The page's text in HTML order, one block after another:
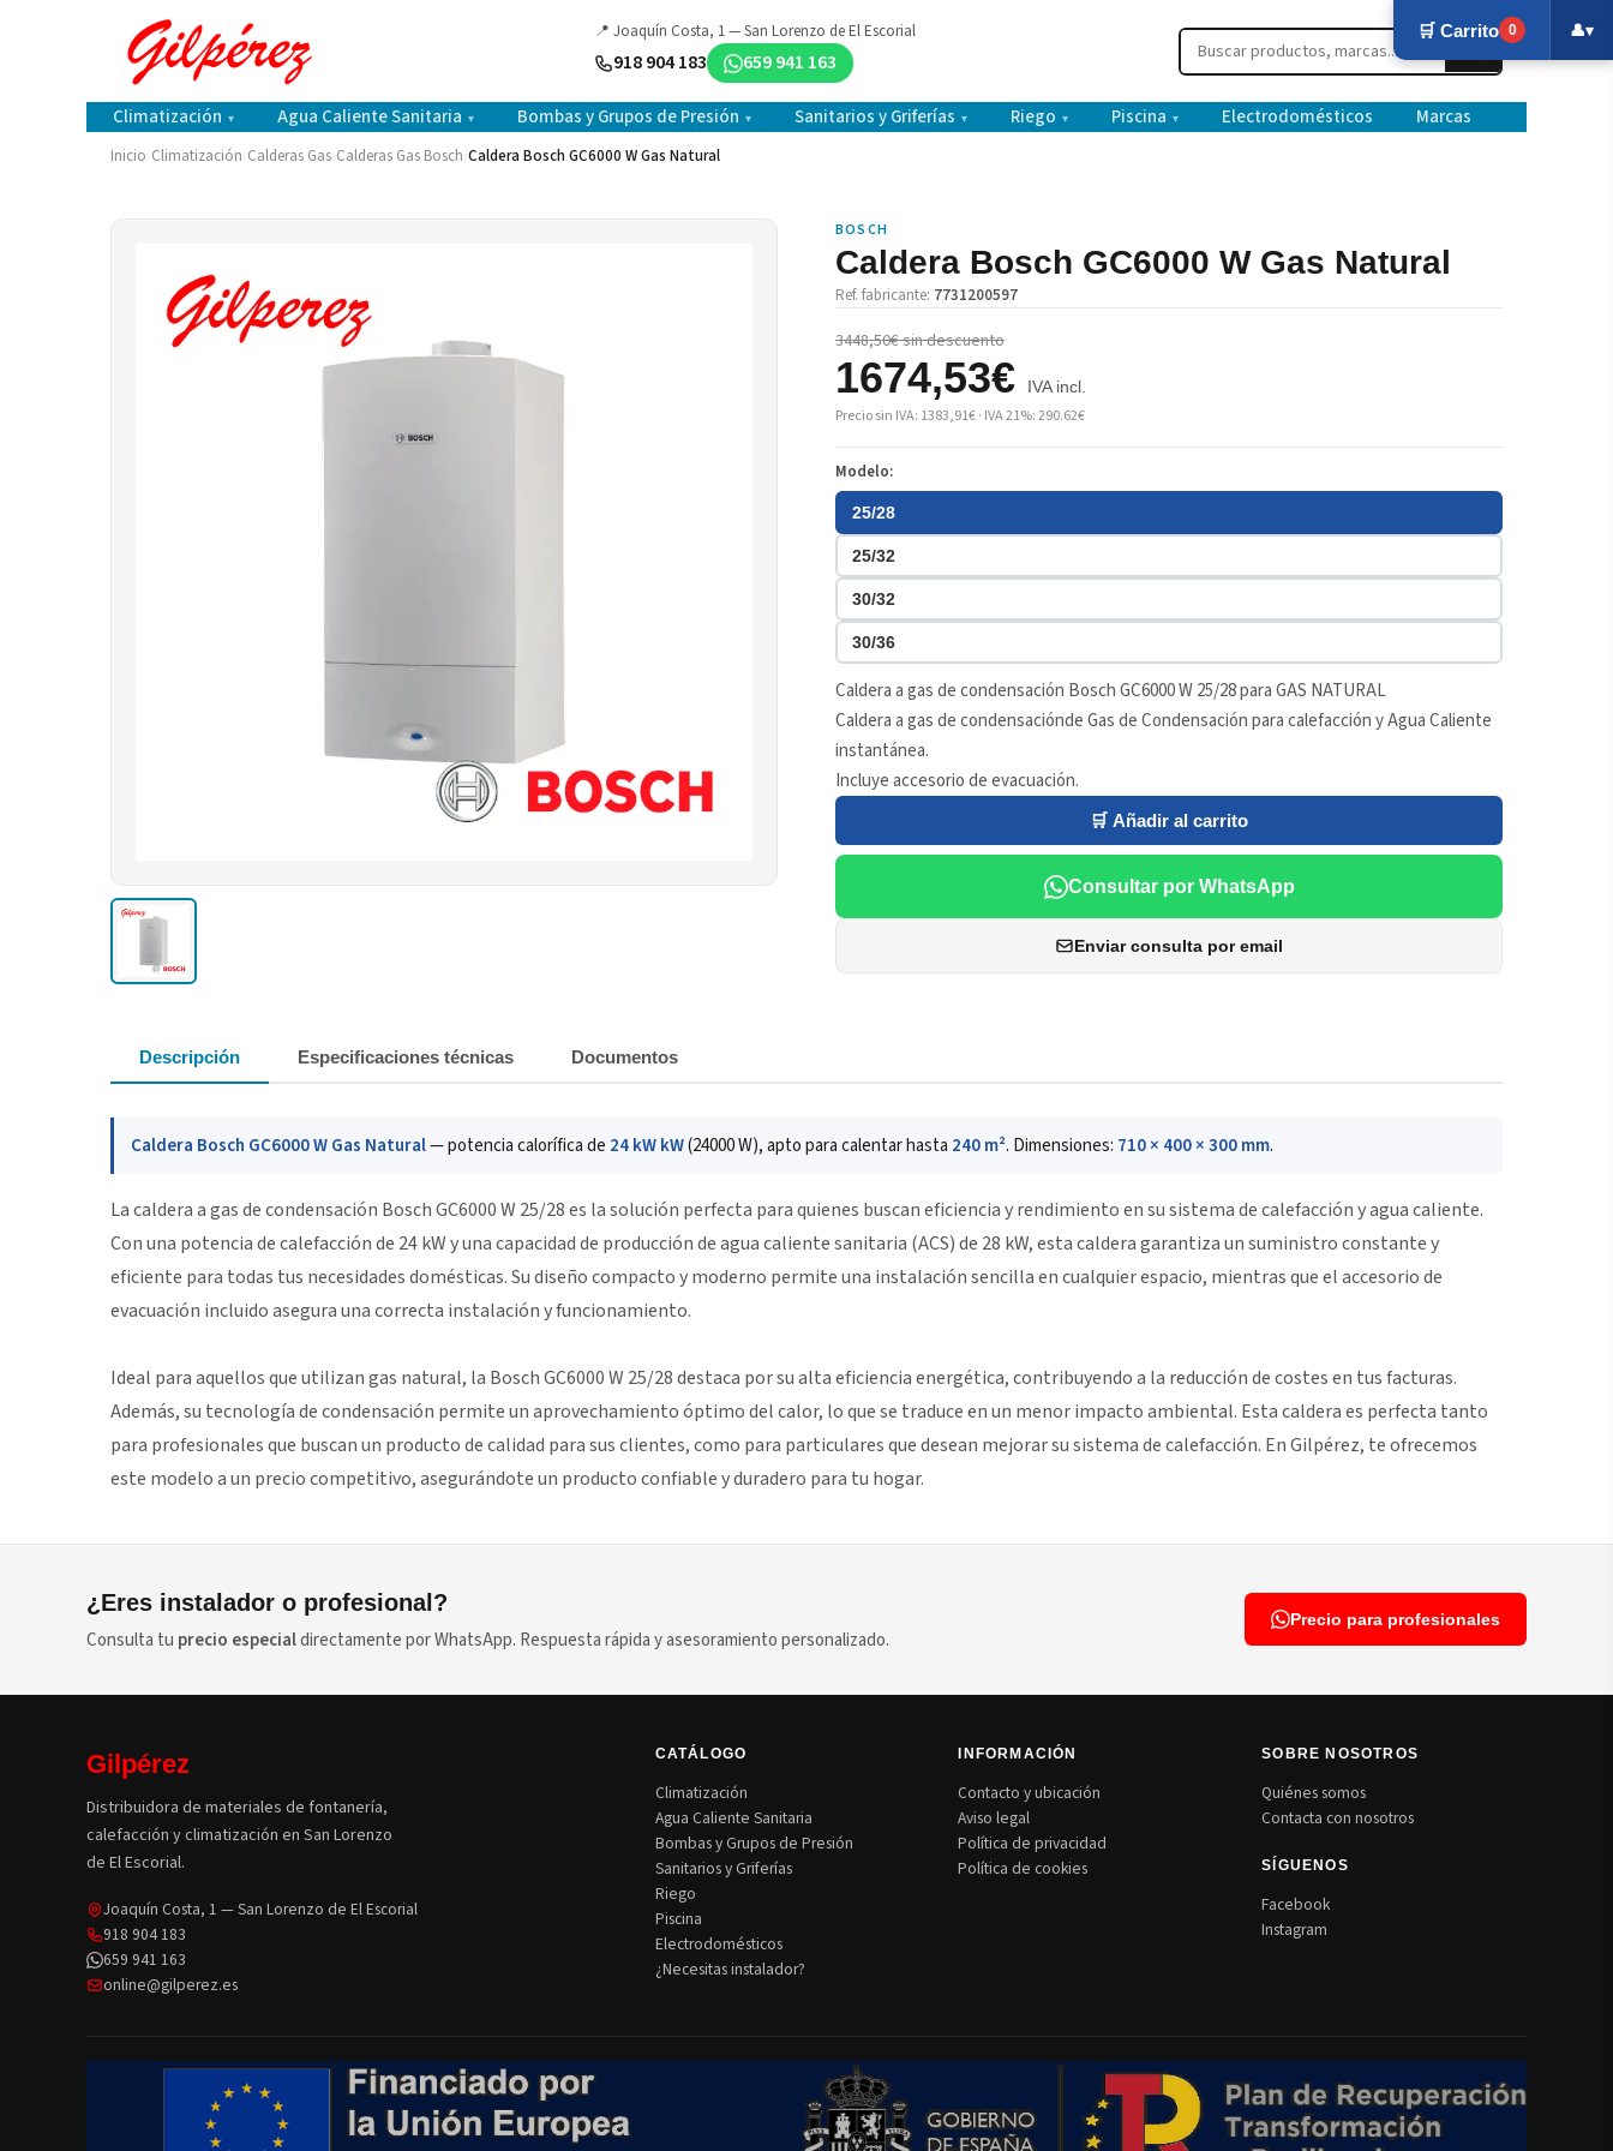
📍 Joaquín Costa, 1 — San Lorenzo de El Escorial
918 904 183 659 941 163
Climatización ▾ Agua Caliente Sanitaria ▾ Bombas y Grupos de Presión ▾ Sanitarios y Griferías ▾ Riego ▾ Piscina ▾ Electrodomésticos Marcas
Inicio Climatización Calderas Gas Calderas Gas Bosch Caldera Bosch GC6000 W Gas Natural
BOSCH
Caldera Bosch GC6000 W Gas Natural
Ref. fabricante: 7731200597
3448,50€ sin descuento
1674,53€ IVA incl.
Precio sin IVA: 1383,91€ · IVA 21%: 290.62€
Modelo:
25/28
25/32
30/32
30/36
Caldera a gas de condensación Bosch GC6000 W 25/28 para GAS NATURAL
Caldera a gas de condensaciónde Gas de Condensación para calefacción y Agua Caliente
instantánea.
Incluye accesorio de evacuación.
🛒 Añadir al carrito
Consultar por WhatsApp
Enviar consulta por email
Descripción Especificaciones técnicas Documentos
Caldera Bosch GC6000 W Gas Natural— potencia calorífica de 24 kW kW(24000 W), apto para calentar hasta 240 m². Dimensiones: 710 × 400 × 300 mm.
La caldera a gas de condensación Bosch GC6000 W 25/28 es la solución perfecta para quienes buscan eficiencia y rendimiento en su sistema de calefacción y agua caliente.
Con una potencia de calefacción de 24 kW y una capacidad de producción de agua caliente sanitaria (ACS) de 28 kW, esta caldera garantiza un suministro constante y
eficiente para todas tus necesidades domésticas. Su diseño compacto y moderno permite una instalación sencilla en cualquier espacio, mientras que el accesorio de
evacuación incluido asegura una correcta instalación y funcionamiento.
Ideal para aquellos que utilizan gas natural, la Bosch GC6000 W 25/28 destaca por su alta eficiencia energética, contribuyendo a la reducción de costes en tus facturas.
Además, su tecnología de condensación permite un aprovechamiento óptimo del calor, lo que se traduce en un menor impacto ambiental. Esta caldera es perfecta tanto
para profesionales que buscan un producto de calidad para sus clientes, como para particulares que desean mejorar su sistema de calefacción. En Gilpérez, te ofrecemos
este modelo a un precio competitivo, asegurándote un producto confiable y duradero para tu hogar.
¿Eres instalador o profesional?
Consulta tu precio especialdirectamente por WhatsApp. Respuesta rápida y asesoramiento personalizado.
Precio para profesionales
Gilpérez
Distribuidora de materiales de fontanería,
calefacción y climatización en San Lorenzo
de El Escorial.
Joaquín Costa, 1 — San Lorenzo de El Escorial
918 904 183
659 941 163
online@gilperez.es
CATÁLOGO
Climatización
Agua Caliente Sanitaria
Bombas y Grupos de Presión
Sanitarios y Griferías
Riego
Piscina
Electrodomésticos
¿Necesitas instalador?
INFORMACIÓN
Contacto y ubicación
Aviso legal
Política de privacidad
Política de cookies
SOBRE NOSOTROS
Quiénes somos
Contacta con nosotros
SÍGUENOS
Facebook
Instagram
🛒 Carrito 0 👤▾